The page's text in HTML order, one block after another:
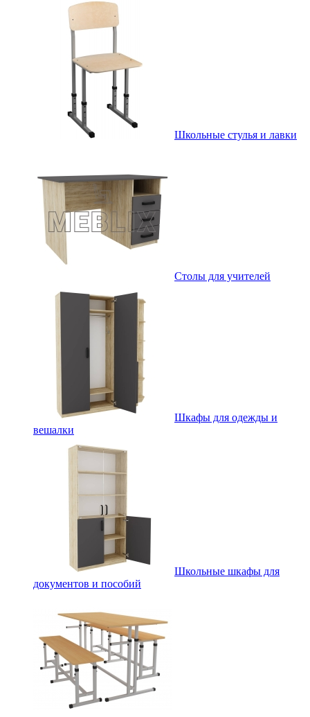
Школьные стулья и лавки
Столы для учителей
Шкафы для одежды и
вешалки
Школьные шкафы для
документов и пособий